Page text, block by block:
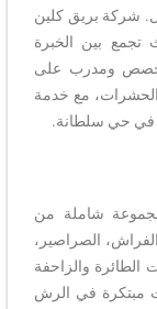
شركة بريق كلين
تجمع بين الخبرة
متخصص ومدرب على
الحشرات، مع خدمة
في حي سلطانة.
شاملة من
الصراصير،
الطائرة والزاحفة
مبتكرة في الرش